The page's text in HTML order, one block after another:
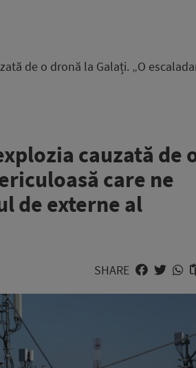
de o dronă la Galați. „O
cauzată de
care ne
de externe al
SHARE